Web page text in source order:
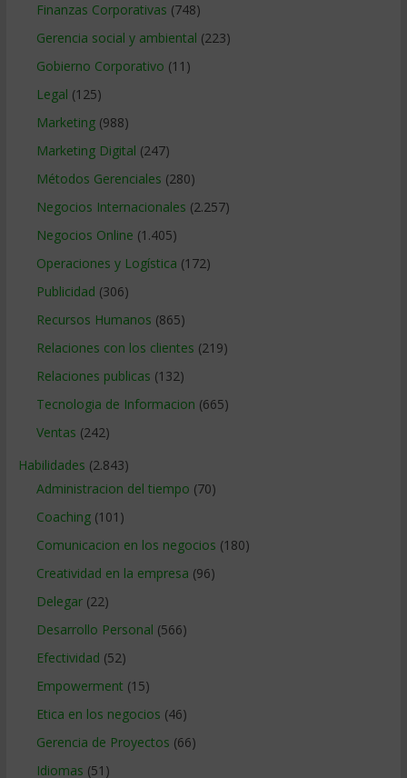
Finanzas Corporativas (748)
Gerencia social y ambiental (223)
Gobierno Corporativo (11)
Legal (125)
Marketing(988)
Marketing Digital (247)
Métodos Gerenciales (280)
Negocios Internacionales (2.257)
Negocios Online (1.405)
Operaciones y Logística (172)
Publicidad (306)
Recursos Humanos (865)
Relaciones con los clientes (219)
Relaciones publicas (132)
Tecnologia de Informacion (665)
Ventas (242)
Habilidades (2.843)
Administracion del tiempo (70)
Coaching(101)
Comunicacion en los negocios (180)
Creatividad en la empresa (96)
Delegar(22)
Desarrollo Personal (566)
Efectividad (52)
Empowerment (15)
Etica en los negocios (46)
Gerencia de Proyectos (66)
Idiomas (51)